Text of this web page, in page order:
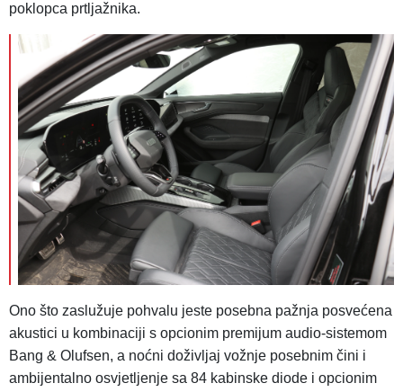
poklopca prtljažnika.
Ono što zaslužuje pohvalu jeste posebna pažnja posvećena
akustici u kombinaciji s opcionim premijum audio-sistemom
Bang & Olufsen, a noćni doživljaj vožnje posebnim čini i
ambijentalno osvjetljenje sa 84 kabinske diode i opcionim